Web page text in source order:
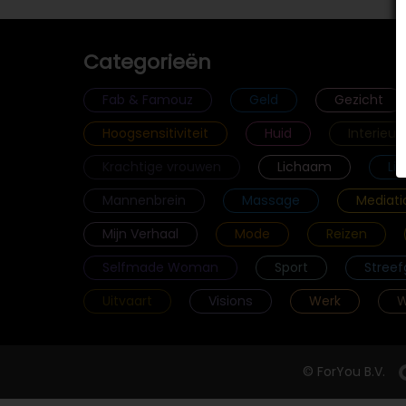
Categorieën
Fab & Famouz Geld Gezicht
Hoogsensitiviteit
Huid Interieur
Lichaam
Mannenbrein
Massage
Mijn Verhaal
Mode Reizen
Selfmade Woman
Sport
Uitvaart
Visions Werk
© ForYou B.V.